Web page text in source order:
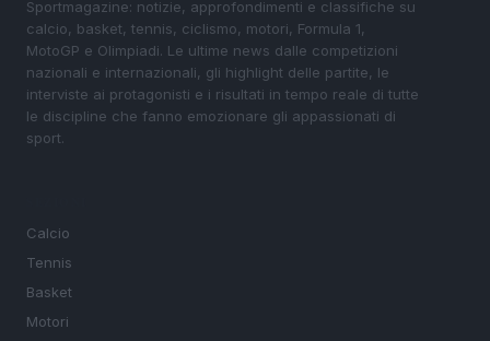
Sportmagazine: notizie, approfondimenti e classifiche su
calcio, basket, tennis, ciclismo, motori, Formula 1,
MotoGP e Olimpiadi. Le ultime news dalle competizioni
nazionali e internazionali, gli highlight delle partite, le
interviste ai protagonisti e i risultati in tempo reale di tutte
le discipline che fanno emozionare gli appassionati di
sport.
Calcio
Tennis
Basket
Motori